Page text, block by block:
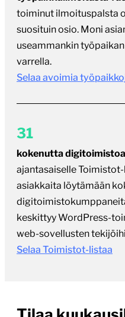
toiminut ilmoituspalsta
suosituin osio. Moni
useammankin
varrella.
Selaa avoimia
31
kokenutta digitoimistoa
ajantasaiselle
asiakkaita löytämään
keskittyy WordPress-
web-sovellusten
Selaa Toimistot-listaa